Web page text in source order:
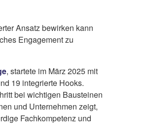
Ansatz bewirken kann
Engagement zu
, startete im März 2025 mit
19 integrierte Hooks.
bei wichtigen Bausteinen
und Unternehmen zeigt,
Fachkompetenz und